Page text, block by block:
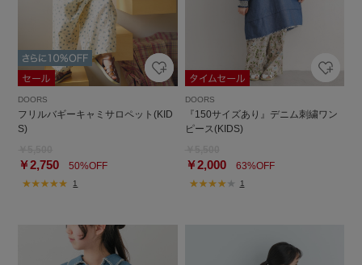
DOORS
フリルバギーキャミサロペット(KID
S)
￥2,750 50%OFF
1
DOORS
『150サイズあり』デニム刺繍ワン
ピース(KIDS)
￥2,00063%OFF
1